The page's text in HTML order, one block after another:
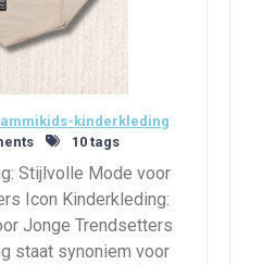
kinderkleding
10 tags
Stijlvolle Mode voor
Icon Kinderkleding:
Jonge Trendsetters
staat synoniem voor